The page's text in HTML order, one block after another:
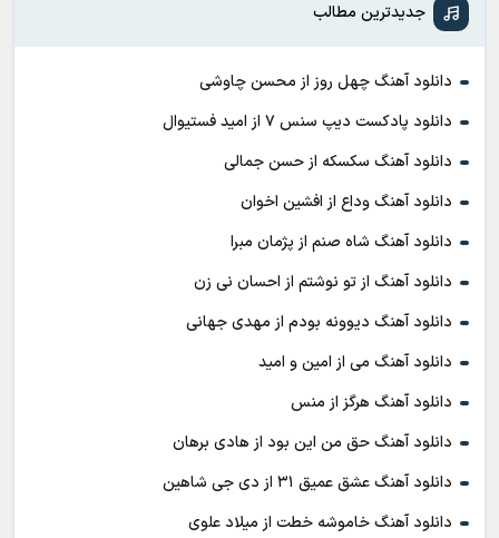
جدیدترین مطالب
دانلود آهنگ چهل روز از محسن چاوشی
دانلود پادکست ديپ سنس ۷ از اميد فستيوال
دانلود آهنگ سکسکه از حسن جمالی
دانلود آهنگ وداع از افشين اخوان
دانلود آهنگ شاه صنم از پژمان مبرا
دانلود آهنگ از تو نوشتم از احسان نی زن
دانلود آهنگ دیوونه بودم از مهدی جهانی
دانلود آهنگ می از امین و امید
دانلود آهنگ هرگز از منس
دانلود آهنگ حق من این بود از هادی برهان
دانلود آهنگ عشق عمیق ۳۱ از دی جی شاهین
دانلود آهنگ خاموشه خطت از میلاد علوی